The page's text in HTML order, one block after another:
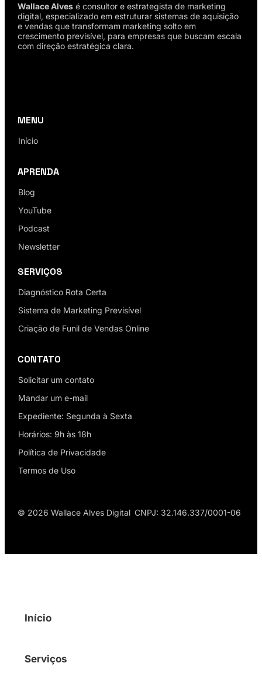
Wallace Alvesé consultor e estrategista de marketing
digital, especializado em estruturar sistemas de aquisição
e vendas que transformam marketing solto em
crescimento previsível, para empresas que buscam escala
com direção estratégica clara.
MENU
Início
SERVIÇOS
Diagnóstico Rota Certa
Sistema de Marketing Previsível
Criação de Funil de Vendas Online
APRENDA
Blog
YouTube
Podcast
Newsletter
CONTATO
Solicitar um contato
Mandar um e-mail
Expediente: Segunda à Sexta
Horários: 9h às 18h
Política de Privacidade
Termos de Uso
© 2026 Wallace Alves Digital CNPJ: 32.146.337/0001-06
Início
Serviços